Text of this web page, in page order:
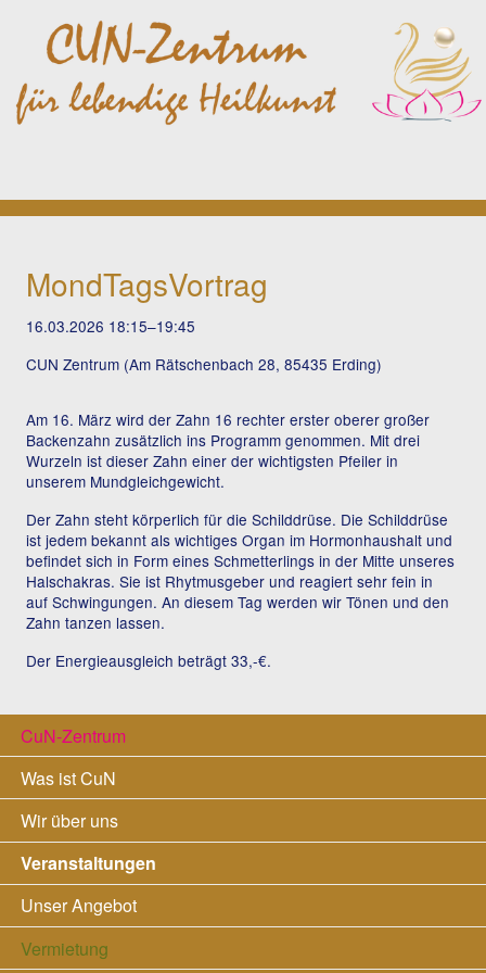
MondTagsVortrag
16.03.2026 18:15–19:45
CUN Zentrum (Am Rätschenbach 28, 85435 Erding)
Am 16. März wird der Zahn 16 rechter erster oberer großer
Backenzahn zusätzlich ins Programm genommen. Mit drei
Wurzeln ist dieser Zahn einer der wichtigsten Pfeiler in
unserem Mundgleichgewicht.
Der Zahn steht körperlich für die Schilddrüse. Die Schilddrüse
ist jedem bekannt als wichtiges Organ im Hormonhaushalt und
befindet sich in Form eines Schmetterlings in der Mitte unseres
Halschakras. Sie ist Rhytmusgeber und reagiert sehr fein in
auf Schwingungen. An diesem Tag werden wir Tönen und den
Zahn tanzen lassen.
Der Energieausgleich beträgt 33,-€.
Navigation
überspringen
CuN-Zentrum
Was ist CuN
Wir über uns
Veranstaltungen
Unser Angebot
Vermietung